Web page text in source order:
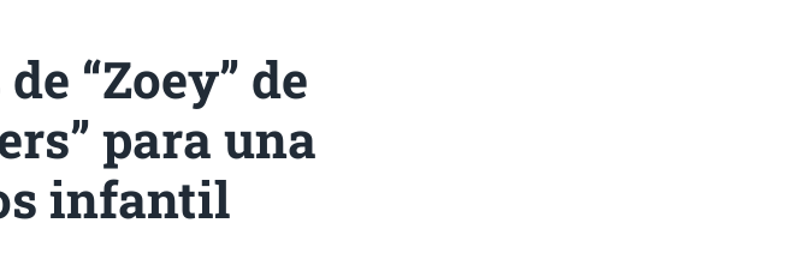
“Zoey” de
para una
infantil